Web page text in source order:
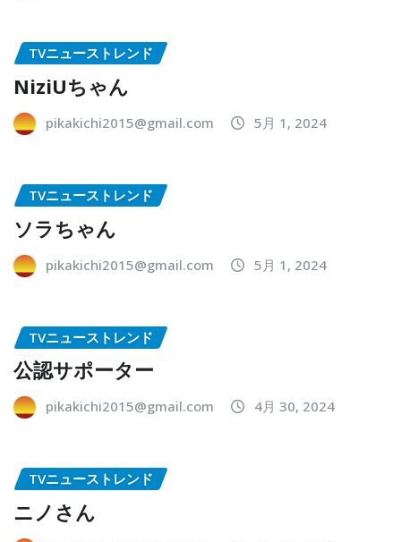
TVニューストレンド
NiziUちゃん
pikakichi2015@gmail.com 5月 1, 2024
TVニューストレンド
ソラちゃん
pikakichi2015@gmail.com 5月 1, 2024
TVニューストレンド
公認サポーター
pikakichi2015@gmail.com 4月 30, 2024
TVニューストレンド
ニノさん